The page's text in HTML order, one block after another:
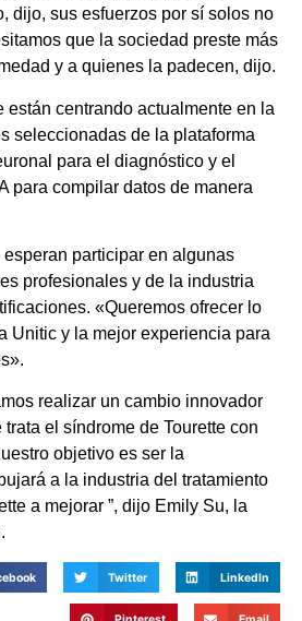
dijo, sus esfuerzos por sí solos no
que la sociedad preste más
y a quienes la padecen, dijo.
están centrando actualmente en la
seleccionadas de la plataforma
para el diagnóstico y el
para compilar datos de manera
esperan participar en algunas
profesionales y de la industria
«Queremos ofrecer lo
Unitic y la mejor experiencia para
realizar un cambio innovador
el síndrome de Tourette con
objetivo es ser la
a la industria del tratamiento
a mejorar ”, dijo Emily Su, la
Twitter LinkedIn